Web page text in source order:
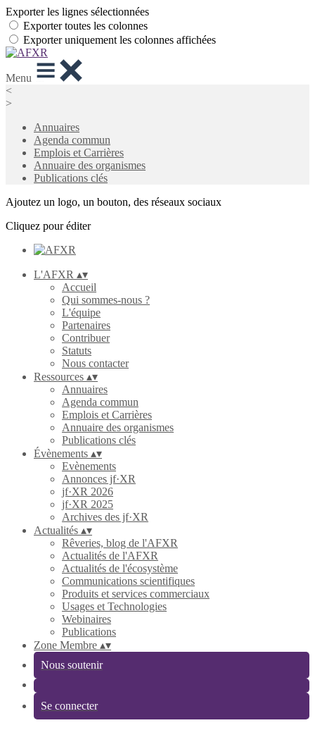
Exporter les lignes sélectionnées
Exporter toutes les colonnes
Exporter uniquement les colonnes affichées
Menu
<
>
Annuaires
Agenda commun
Emplois et Carrières
Annuaire des organismes
Publications clés
Ajoutez un logo, un bouton, des réseaux sociaux
Cliquez pour éditer
L'AFXR ▴▾
Accueil
Qui sommes-nous ?
L'équipe
Partenaires
Contribuer
Statuts
Nous contacter
Ressources ▴▾
Annuaires
Agenda commun
Emplois et Carrières
Annuaire des organismes
Publications clés
Évènements ▴▾
Evènements
Annonces jf·XR
jf·XR 2026
jf·XR 2025
Archives des jf·XR
Actualités ▴▾
Rêveries, blog de l'AFXR
Actualités de l'AFXR
Actualités de l'écosystème
Communications scientifiques
Produits et services commerciaux
Usages et Technologies
Webinaires
Publications
Zone Membre ▴▾
Nous soutenir
Se connecter